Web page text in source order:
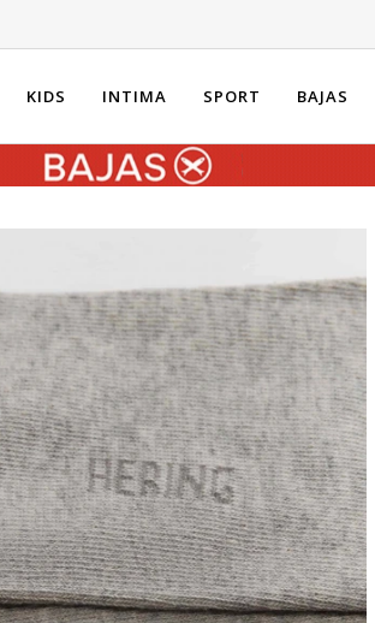
KIDS INTIMA SPORT BAJAS